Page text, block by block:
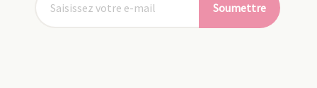
Soumettre